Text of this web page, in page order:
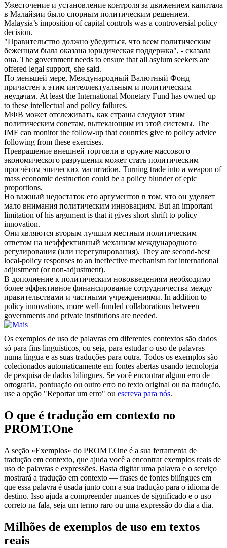
Ужесточение и установление контроля за движением капитала
в Малайзии было спорным политическим решением.
Malaysia’s imposition of capital controls was a controversial policy
decision.
"Правительство должно убедиться, что всем политическим
беженцам была оказана юридическая поддержка", - сказала
она. The government needs to ensure that all asylum seekers are
offered legal support, she said.
По меньшей мере, Международный Валютный Фонд
причастен к этим интеллектуальным и политическим
неудачам. At least the International Monetary Fund has owned up
to these intellectual and policy failures.
МФВ может отслеживать, как страны следуют этим
политическим советам, вытекающим из этой системы. The
IMF can monitor the follow-up that countries give to policy advice
following from these exercises.
Превращение внешней торговли в оружие массового
экономического разрушения может стать политическим
просчётом эпических масштабов. Turning trade into a weapon of
mass economic destruction could be a policy blunder of epic
proportions.
Но важный недостаток его аргументов в том, что он уделяет
мало внимания политическим инновациям. But an important
limitation of his argument is that it gives short shrift to policy
innovation.
Они являются вторым лучшим местным политическим
ответом на неэффективный механизм международного
регулирования (или нерегулирования). They are second-best
local-policy responses to an ineffective mechanism for international
adjustment (or non-adjustment).
В дополнение к политическим нововведениям необходимо
более эффективное финансирование сотрудничества между
правительствами и частными учреждениями. In addition to
policy innovations, more well-funded collaborations between
governments and private institutions are needed.
Os exemplos de uso de palavras em diferentes contextos são dados
só para fins linguísticos, ou seja, para estudar o uso de palavras
numa língua e as suas traduções para outra. Todos os exemplos são
colecionados automaticamente em fontes abertas usando tecnologia
de pesquisa de dados bilíngues. Se você encontrar algum erro de
ortografia, pontuação ou outro erro no texto original ou na tradução,
use a opção "Reportar um erro" ou escreva para nós.
O que é tradução em contexto no
PROMT.One
A seção «Exemplos» do PROMT.One é a sua ferramenta de
tradução em contexto, que ajuda você a encontrar exemplos reais de
uso de palavras e expressões. Basta digitar uma palavra e o serviço
mostrará a tradução em contexto — frases de fontes bilíngues em
que essa palavra é usada junto com a sua tradução para o idioma de
destino. Isso ajuda a compreender nuances de significado e o uso
correto na fala, seja um termo raro ou uma expressão do dia a dia.
Milhões de exemplos de uso em textos
reais